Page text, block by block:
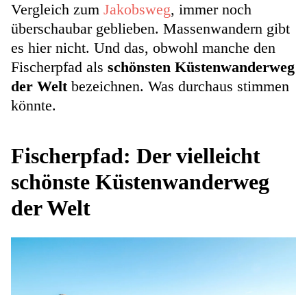
Vergleich zum Jakobsweg, immer noch
überschaubar geblieben. Massenwandern gibt
es hier nicht. Und das, obwohl manche den
Fischerpfad als schönsten Küstenwanderweg
der Welt bezeichnen. Was durchaus stimmen
könnte.
Fischerpfad: Der vielleicht
schönste Küstenwanderweg
der Welt